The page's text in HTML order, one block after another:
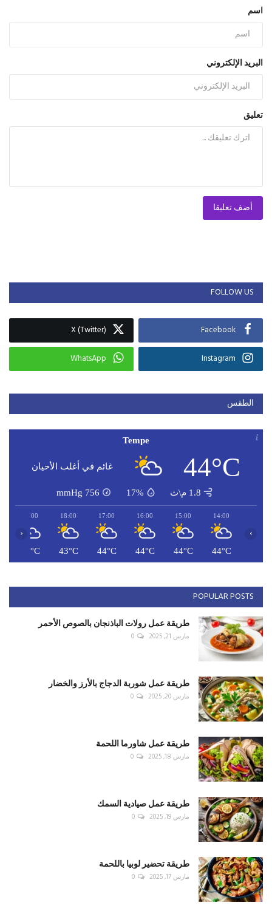
اسم
البريد الإلكتروني
تعليق
أضف تعليقا
FOLLOW US
Facebook
X (Twitter)
Instagram
WhatsApp
الطقس
Tempe
44°C غائم في أغلب الأحيان
1.8 م\ث 17%
756
mmHg
14:00
44°C
15:00
44°C
16:00
44°C
17:00
44°C
18:00
43°C
19:00
43°C
‹ ›
POPULAR POSTS
طريقة عمل رولات الباذنجان بالصوص الأحمر
مارس 21, 2025 0
طريقة عمل شوربة الدجاج بالأرز والخضار
مارس 20, 2025 0
طريقة عمل شاورما اللحمة
مارس 18, 2025 0
طريقة عمل صيادية السمك
مارس 19, 2025 0
طريقة تحضير لوبيا باللحمة
مارس 17, 2025 0